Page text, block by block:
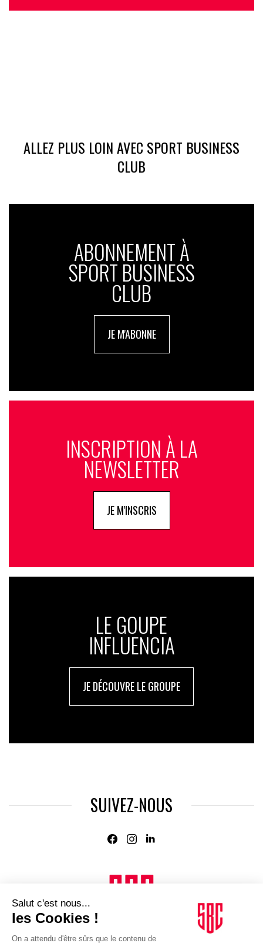
ALLEZ PLUS LOIN AVEC SPORT BUSINESS
CLUB
ABONNEMENT À
SPORT BUSINESS
CLUB
JE M'ABONNE
INSCRIPTION À LA
NEWSLETTER
JE M'INSCRIS
LE GOUPE
INFLUENCIA
JE DÉCOUVRE LE GROUPE
SUIVEZ-NOUS